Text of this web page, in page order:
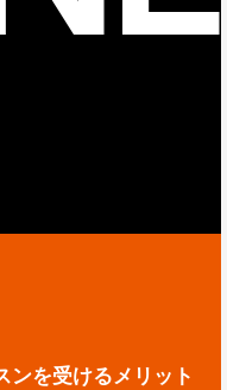
ンを受けるメリット